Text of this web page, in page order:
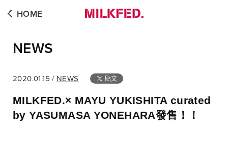
NEWS
HOME
2020.01.15 / NEWS
MILKFED.× MAYU YUKISHITA curated
by YASUMASA YONEHARA發售！！